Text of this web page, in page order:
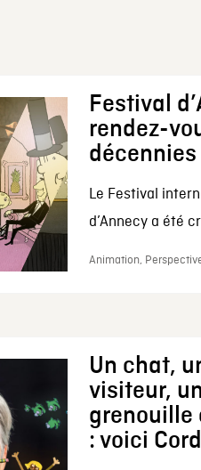
Festival
rendez-
décennies
Le Festival
d’Annecy a été
Animation,
Un chat,
visiteur,
grenouille
: voici